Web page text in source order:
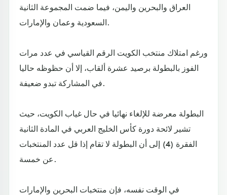
العراق والبحرين واليمن، فيما ضمت المجموعة الثانية
السعودية وعمان والإمارات.
ورغم امتلاك منتخب الكويت الرقم القياسي في عدد مرات
الفوز بالبطولة برصيد عشرة ألقاب، إلا أن حظوظه حاليا
في المشاركة تبدو ضعيفة.
البطولة معرضة للإلغاء نهائيا في حال غياب الكويت، حيث
تشير لائحة دورة كأس الخليج العربي في المادة الثانية
الفقرة (4) إلى أن البطولة لا تقام إذا قل عدد المنتخبات
عن خمسة.
في الوقت نفسه، فإن منتخبات البحرين والإمارات